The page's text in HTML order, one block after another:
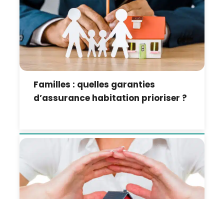
Familles : quelles garanties
d’assurance habitation prioriser ?